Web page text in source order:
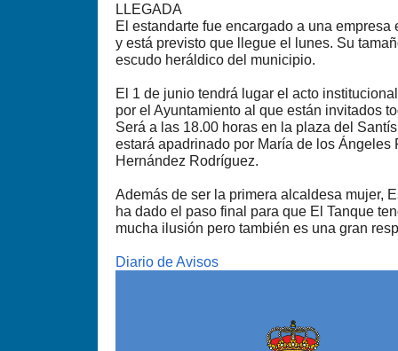
LLEGADA
El estandarte fue encargado a una
y está previsto que llegue el lunes. Su
escudo heráldico del municipio.
El 1 de junio tendrá lugar el acto
por el Ayuntamiento al que están invitados
Será a las 18.00 horas en la plaza del
estará apadrinado por María de los Ángeles
Hernández Rodríguez.
Además de ser la primera alcaldesa mujer,
ha dado el paso final para que El Tanque
mucha ilusión pero también es una gran
Diario de Avisos